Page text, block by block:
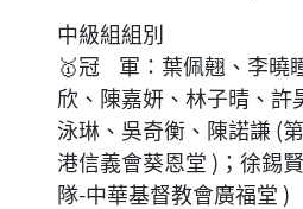
中級組組別
🥇冠 軍：葉佩翹、李曉
欣、陳嘉妍、林子晴、許
泳琳、吳奇衡、陳諾謙 (
港信義會葵恩堂 )；徐錫
隊-中華基督教會廣福堂 )